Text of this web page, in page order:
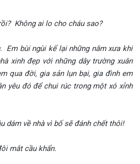
Không ai lo cho cháu sao?
Em bùi ngùi kể lại những năm xưa khi
xinh đẹp với những dây trường xuân
qua đời, gia sản lụn bại, gia đình em
yêu đó để chui rúc trong một xó xỉnh
dám về nhà vì bố sẽ đánh chết thôi!
mắt cầu khẩn.